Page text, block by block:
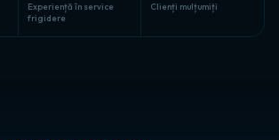
Experiență în service
frigidere
Clienți mulțumiți